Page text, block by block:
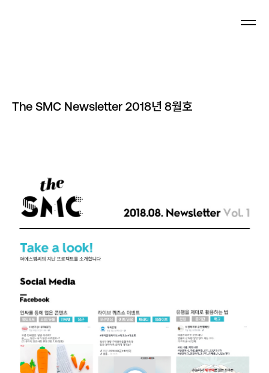
The SMC Newsletter 2018년 8월호